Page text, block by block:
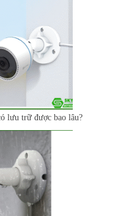
lưu trữ được bao lâu?